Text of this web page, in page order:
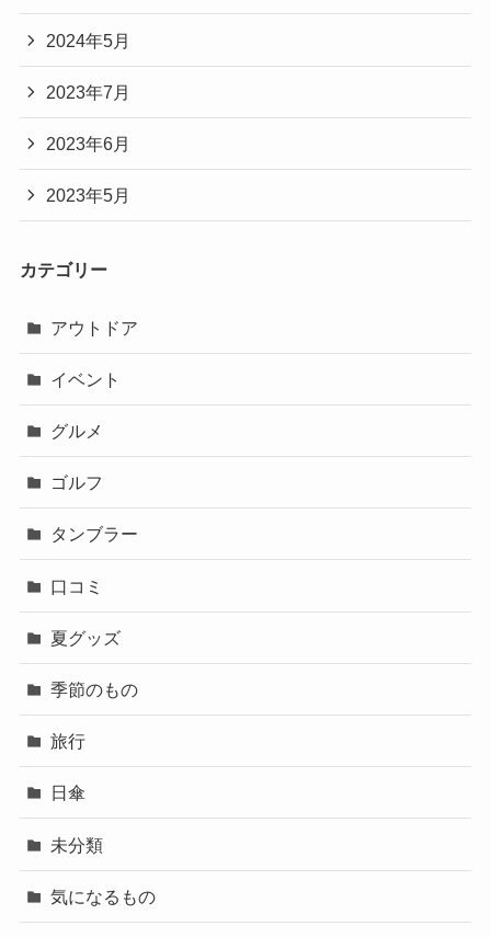
2024年5月
2023年7月
2023年6月
2023年5月
カテゴリー
アウトドア
イベント
グルメ
ゴルフ
タンブラー
口コミ
夏グッズ
季節のもの
旅行
日傘
未分類
気になるもの